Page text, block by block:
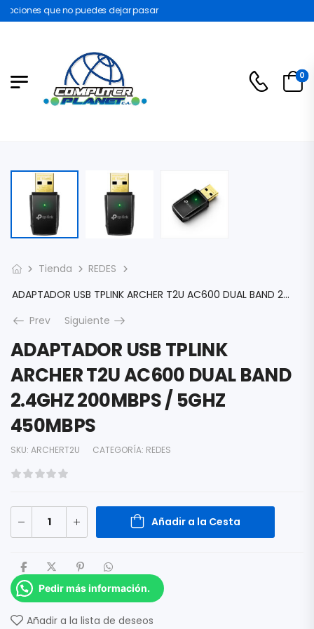
que no puedes dejar pasar
0
Tienda
REDES
ADAPTADOR USB TPLINK ARCHER T2U AC600 DUAL BAND 2.4GHZ 200MBPS / 5GHZ 450MBPS
Prev
Siguiente
ADAPTADOR USB TPLINK
ARCHER T2U AC600 DUAL BAND
2.4GHZ 200MBPS / 5GHZ
450MBPS
SKU: ARCHERT2U CATEGORÍA: REDES
Añadir a la Cesta
Pedir más información.
Añadir a la lista de deseos